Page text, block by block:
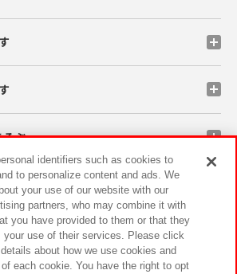
そぶ
ペーン
サステナビリティ サイトポリシー
identifiers such as cookies to
to personalize content and ads. We
your use of our website with our
partners, who may combine it with
you have provided to them or that they
your use of their services. Please click
about how we use cookies and
each cookie. You have the right to opt